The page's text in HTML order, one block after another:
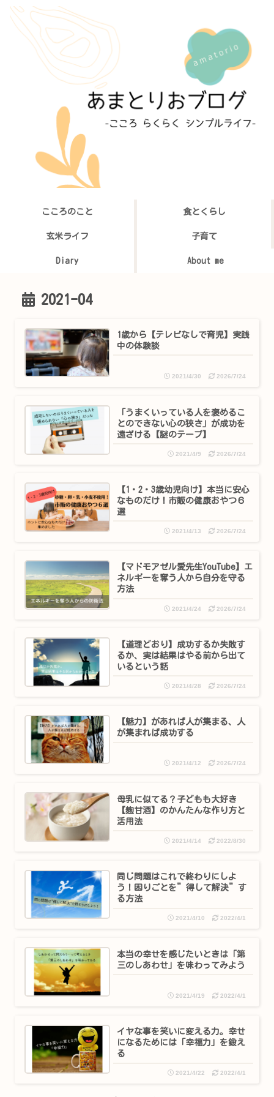
こころのこと 食とくらし
玄米ライフ 子育て
Diary About me
2021-04
1歳から【テレビなしで育児】実践
中の体験談
2021/4/30 2026/7/24
「うまくいっている人を褒めるこ
とのできない心の狭さ」が成功を
遠ざける【謎のテープ】
2021/4/9 2026/7/24
【1・2・3歳幼児向け】本当に安心
なものだけ！市販の健康おやつ６
選
2021/4/13 2026/7/24
【マドモアゼル愛先生YouTube】エ
ネルギーを奪う人から自分を守る
方法
2021/4/24 2026/7/24
【道理どおり】成功するか失敗す
るか、実は結果はやる前から出て
いるという話
2021/4/28 2026/7/24
【魅力】があれば人が集まる、人
が集まれば成功する
2021/4/12 2026/7/24
母乳に似てる？子どもも大好き
【麹甘酒】のかんたんな作り方と
活用法
2021/4/14 2022/8/30
同じ問題はこれで終わりにしよ
う！困りごとを”得して解決”す
る方法
2021/4/10 2022/4/1
本当の幸せを感じたいときは「第
三のしあわせ」を味わってみよう
2021/4/19 2022/4/1
イヤな事を笑いに変える力。幸せ
になるためには「幸福力」を鍛え
る
2021/4/22 2022/4/1